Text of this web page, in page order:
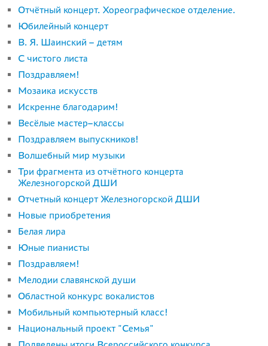
Отчётный концерт. Хореографическое отделение.
Юбилейный концерт
В. Я. Шаинский – детям
С чистого листа
Поздравляем!
Мозаика искусств
Искренне благодарим!
Весёлые мастер–классы
Поздравляем выпускников!
Волшебный мир музыки
Три фрагмента из отчётного концерта
Железногорской ДШИ
Отчетный концерт Железногорской ДШИ
Новые приобретения
Белая лира
Юные пианисты
Поздравляем!
Мелодии славянской души
Областной конкурс вокалистов
Мобильный компьютерный класс!
Национальный проект "Семья"